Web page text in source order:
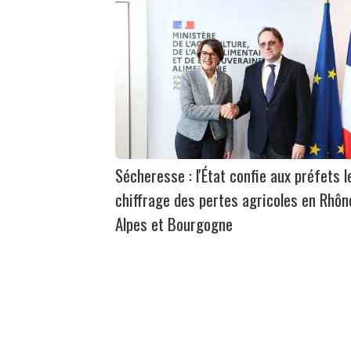
Sécheresse : l'État confie aux préfets
chiffrage des pertes agricoles en
Alpes et Bourgogne